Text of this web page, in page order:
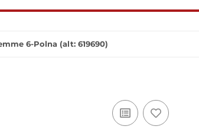
6-Polna (alt: 619690)